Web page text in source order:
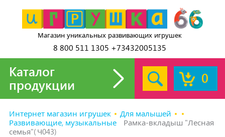
Магазин уникальных развивающих игрушек
8 800 511 1305 +73432005135
0
Каталог
продукции
Интернет магазин игрушек
Для малышей
Развивающие, музыкальные
Рамка-вкладыш "Лесная
семья"(Ч043)